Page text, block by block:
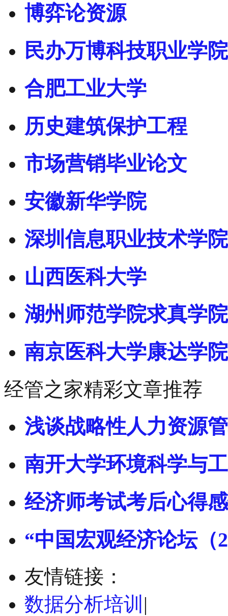
博弈论资源
民办万博科技职业学院
合肥工业大学
历史建筑保护工程
市场营销毕业论文
安徽新华学院
深圳信息职业技术学院
山西医科大学
湖州师范学院求真学院
南京医科大学康达学院
经管之家精彩文章推荐
浅谈战略性人力资源
南开大学环境科学与
经济师考试考后心得
“中国宏观经济论坛（
友情链接：
数据分析培训 |